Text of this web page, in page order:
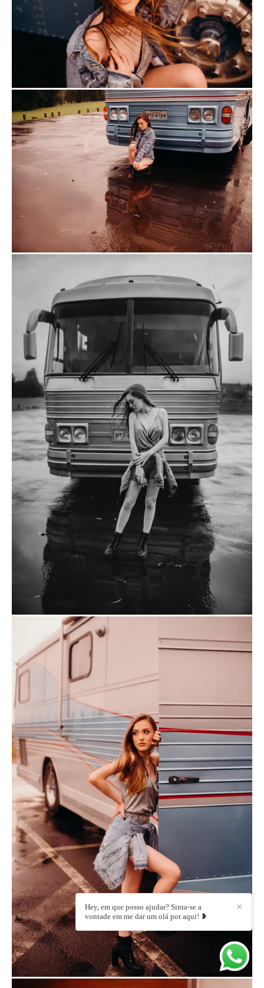
✕
Hey, em que posso ajudar? Sinta-se a
vontade em me dar um olá por aqui! ❥